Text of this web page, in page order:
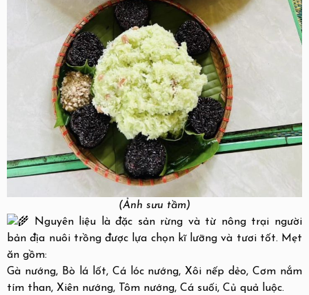
(Ảnh sưu tầm)
Nguyên liệu là đặc sản rừng và từ nông trại người
bản địa nuôi trồng được lựa chọn kĩ lưỡng và tươi tốt. Mẹt
ăn gồm:
Gà nướng, Bò lá lốt, Cá lóc nướng, Xôi nếp dẻo, Cơm nắm
tím than, Xiên nướng, Tôm nướng, Cá suối, Củ quả luộc.